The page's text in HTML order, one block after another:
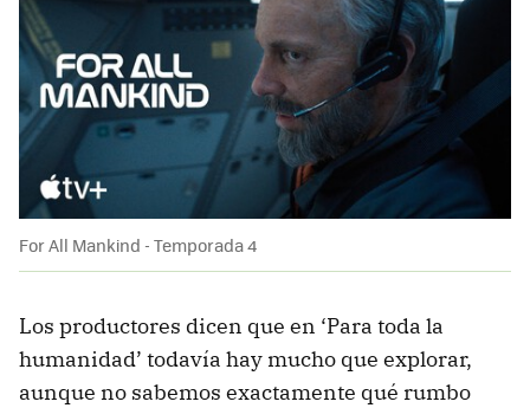
For All Mankind - Temporada 4
Los productores dicen que en ‘Para toda la
humanidad’ todavía hay mucho que explorar,
aunque no sabemos exactamente qué rumbo